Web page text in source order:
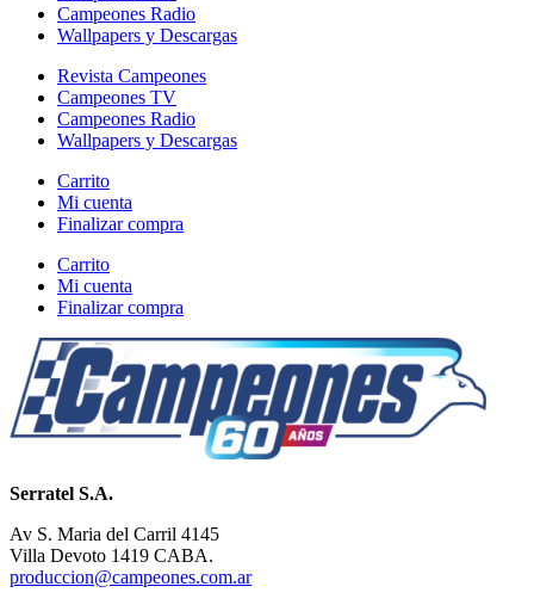
Campeones Radio
Wallpapers y Descargas
Revista Campeones
Campeones TV
Campeones Radio
Wallpapers y Descargas
Carrito
Mi cuenta
Finalizar compra
Carrito
Mi cuenta
Finalizar compra
Serratel S.A.
Av S. Maria del Carril 4145
Villa Devoto 1419 CABA.
produccion@campeones.com.ar